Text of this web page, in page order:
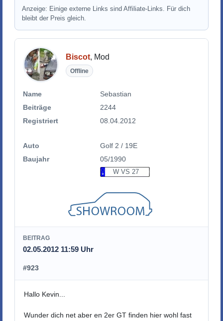
Anzeige: Einige externe Links sind Affiliate-Links. Für dich
bleibt der Preis gleich.
Biscot, Mod
Offline
Name
Sebastian
Beiträge
2244
Registriert
08.04.2012
Auto
Golf 2 / 19E
Baujahr
05/1990
W VS 27
BEITRAG
02.05.2012 11:59 Uhr
#923
Hallo Kevin...
Wunder dich net aber en 2er GT finden hier wohl fast